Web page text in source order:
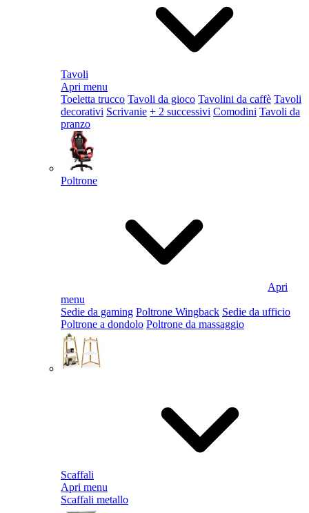
Tavoli
Apri menu
Toeletta trucco Tavoli da gioco Tavolini da caffè Tavoli
decorativi Scrivanie + 2 successivi Comodini Tavoli da
pranzo
Poltrone
Apri
menu
Sedie da gaming Poltrone Wingback Sedie da ufficio
Poltrone a dondolo Poltrone da massaggio
Scaffali
Apri menu
Scaffali metallo